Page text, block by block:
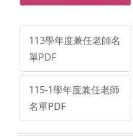
113學年度兼任老師名
單PDF
115-1學年度兼任老師
名單PDF